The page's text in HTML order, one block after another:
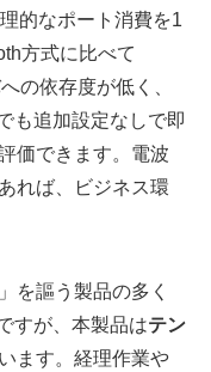
的なポート消費を1
方式に比べて
の依存度が低く、
も追加設定なしで即
価できます。電波
れば、ビジネス環
を謳う製品の多く
すが、本製品はテン
ます。経理作業や